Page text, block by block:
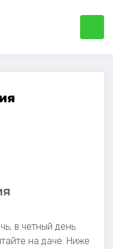
в четный день.
на даче. Ниже